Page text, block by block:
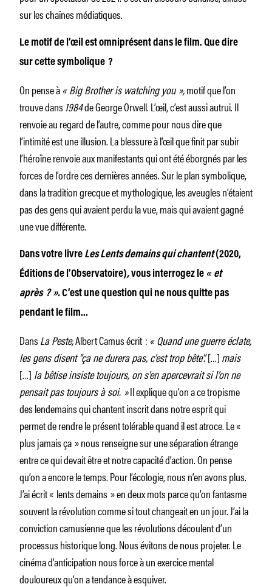
sur les chaînes médiatiques.
Le motif de l’œil est omniprésent dans le film. Que dire
sur cette symbolique ?
On pense à« Big Brother is watching you »,motif que l’on
trouve dans1984de George Orwell. L’œil, c’est aussi autrui. Il
renvoie au regard de l’autre, comme pour nous dire que
l’intimité est une illusion. La blessure à l’œil que finit par subir
l’héroïne renvoie aux manifestants qui ont été éborgnés par les
forces de l’ordre ces dernières années. Sur le plan symbolique,
dans la tradition grecque et mythologique, les aveugles n’étaient
pas des gens qui avaient perdu la vue, mais qui avaient gagné
une vue différente.
Dans votre livre Les Lents demains qui chantent(2020,
Éditions de l’Observatoire),vous interrogez le « et
après ? ».C’est une question qui ne nous quitte pas
pendant le film…
DansLa Peste,Albert Camus écrit : « Quand une guerre éclate,
les gens disent “ça ne durera pas, c’est trop bête”.[…]mais
[…] la bêtise insiste toujours, on s’en apercevrait si l’on ne
pensait pas toujours à soi. »Il explique qu’on a ce tropisme
des lendemains qui chantent inscrit dans notre esprit qui
permet de rendre le présent tolérable quand il est atroce. Le «
plus jamais ça » nous renseigne sur une séparation étrange
entre ce qui devait être et notre capacité d’action. On pense
qu’on a encore le temps. Pour l’écologie, nous n’en avons plus.
J’ai écrit « lents demains » en deux mots parce qu’on fantasme
souvent la révolution comme si tout changeait en un jour. J’ai la
conviction camusienne que les révolutions découlent d’un
processus historique long. Nous évitons de nous projeter. Le
cinéma d’anticipation nous force à un exercice mental
douloureux qu’on a tendance à esquiver.